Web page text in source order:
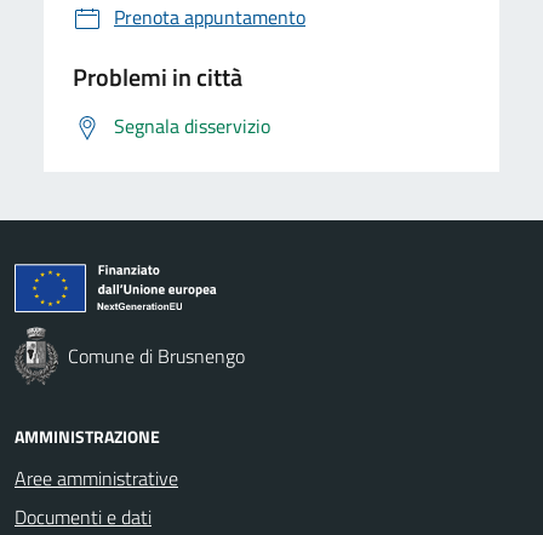
Prenota appuntamento
Problemi in città
Segnala disservizio
Comune di Brusnengo
AMMINISTRAZIONE
Aree amministrative
Documenti e dati